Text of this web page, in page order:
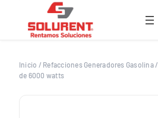
contenido
Inicio / Refacciones Generadores Gasolina/
de 6000 watts